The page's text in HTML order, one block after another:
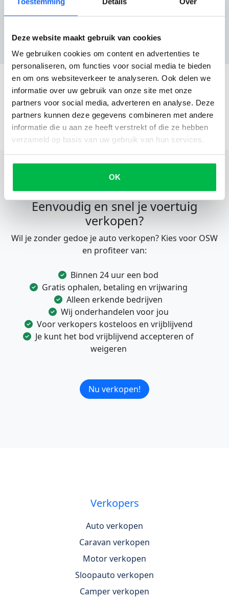
Deze website maakt gebruik van cookies
We gebruiken cookies om content en advertenties te
personaliseren, om functies voor social media te bieden
en om ons websiteverkeer te analyseren. Ook delen we
informatie over uw gebruik van onze site met onze
partners voor social media, adverteren en analyse. Deze
partners kunnen deze gegevens combineren met andere
informatie die u aan ze heeft verstrekt of die ze hebben
verzameld op basis van uw gebruik van hun services.
OK
Reviews
Nog geen reviews
Eenvoudig en snel je voertuig
verkopen?
Wil je zonder gedoe je auto verkopen? Kies voor OSW
en profiteer van:
Binnen 24 uur een bod
Gratis ophalen, betaling en vrijwaring
Alleen erkende bedrijven
Wij onderhandelen voor jou
Voor verkopers kosteloos en vrijblijvend
Je kunt het bod vrijblijvend accepteren of
weigeren
Nu verkopen!
Verkopers
Auto verkopen
Caravan verkopen
Motor verkopen
Sloopauto verkopen
Camper verkopen